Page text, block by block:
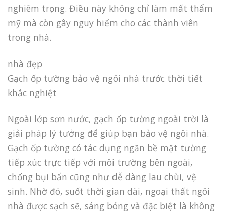
nghiêm trọng. Điều này không chỉ làm mất thẩm
mỹ mà còn gây nguy hiểm cho các thành viên
trong nhà.
nhà đẹp
Gạch ốp tường bảo vệ ngôi nhà trước thời tiết
khắc nghiệt
Ngoài lớp sơn nước, gạch ốp tường ngoài trời là
giải pháp lý tưởng để giúp bạn bảo vệ ngôi nhà.
Gạch ốp tường có tác dụng ngăn bề mặt tường
tiếp xúc trực tiếp với môi trường bên ngoài,
chống bụi bẩn cũng như dễ dàng lau chùi, vệ
sinh. Nhờ đó, suốt thời gian dài, ngoại thất ngôi
nhà được sạch sẽ, sáng bóng và đặc biệt là không